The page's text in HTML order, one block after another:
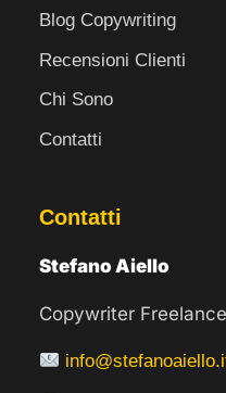
Blog Copywriting
Recensioni Clienti
Chi Sono
Contatti
Contatti
Stefano Aiello
Copywriter